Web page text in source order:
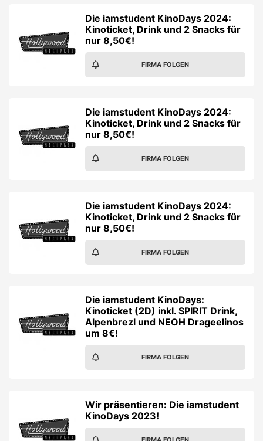
Die iamstudent KinoDays 2024:
Kinoticket, Drink und 2 Snacks für
nur 8,50€!
FIRMA FOLGEN
Die iamstudent KinoDays 2024:
Kinoticket, Drink und 2 Snacks für
nur 8,50€!
FIRMA FOLGEN
Die iamstudent KinoDays 2024:
Kinoticket, Drink und 2 Snacks für
nur 8,50€!
FIRMA FOLGEN
Die iamstudent KinoDays:
Kinoticket (2D) inkl. SPIRIT Drink,
Alpenbrezl und NEOH Drageelinos
um 8€!
FIRMA FOLGEN
Wir präsentieren: Die iamstudent
KinoDays 2023!